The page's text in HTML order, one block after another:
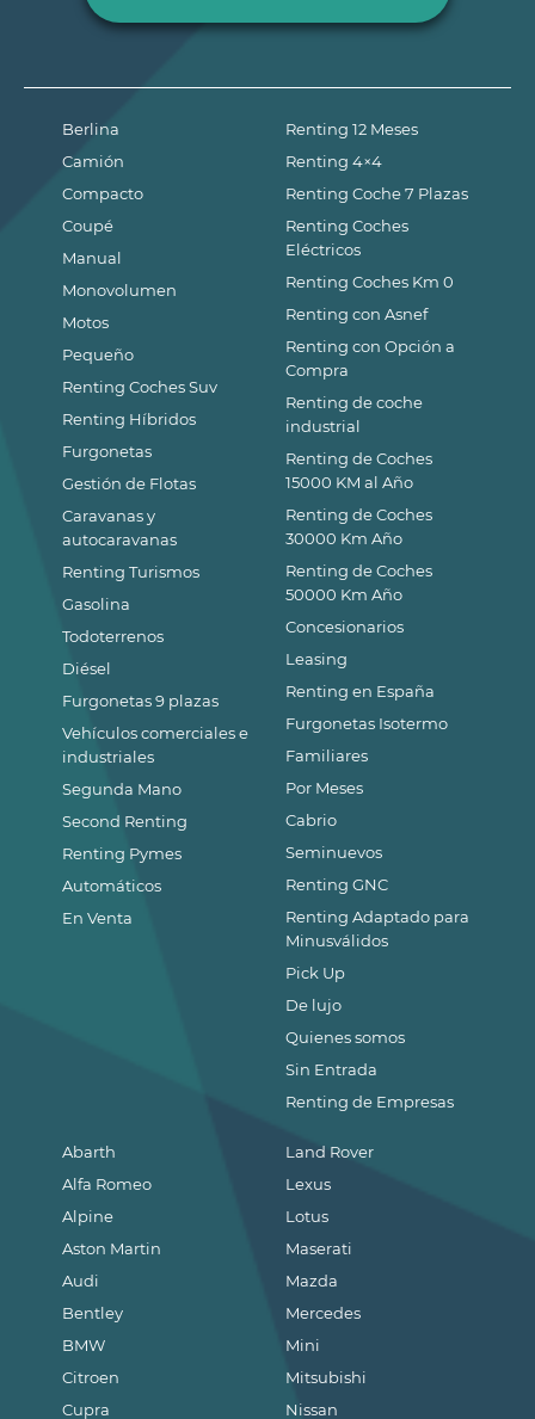
Berlina
Camión
Compacto
Coupé
Manual
Monovolumen
Motos
Pequeño
Renting Coches Suv
Renting Híbridos
Furgonetas
Gestión de Flotas
Caravanas y
autocaravanas
Renting Turismos
Gasolina
Todoterrenos
Diésel
Furgonetas 9 plazas
Vehículos comerciales e
industriales
Segunda Mano
Second Renting
Renting Pymes
Automáticos
En Venta
Abarth
Alfa Romeo
Alpine
Aston Martin
Audi
Bentley
BMW
Citroen
Cupra
Land Rover
Lexus
Lotus
Maserati
Mazda
Mercedes
Mini
Mitsubishi
Nissan
Renting 12 Meses
Renting 4×4
Renting Coche 7 Plazas
Renting Coches
Eléctricos
Renting Coches Km 0
Renting con Asnef
Renting con Opción a
Compra
Renting de coche
industrial
Renting de Coches
15000 KM al Año
Renting de Coches
30000 Km Año
Renting de Coches
50000 Km Año
Concesionarios
Leasing
Renting en España
Furgonetas Isotermo
Familiares
Por Meses
Cabrio
Seminuevos
Renting GNC
Renting Adaptado para
Minusválidos
Pick Up
De lujo
Quienes somos
Sin Entrada
Renting de Empresas